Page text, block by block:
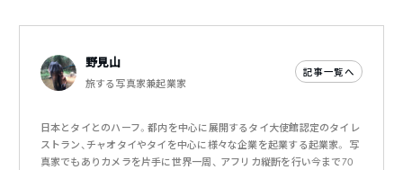
野見山
旅する写真家兼起業家
記事一覧へ
日本とタイとのハーフ。都内を中心に展開するタイ大使館認定のタイレ
ストラン、チャオタイやタイを中心に様々な企業を起業する起業家。 写
真家でもありカメラを片手に世界一周、 アフリカ縦断を行い今まで70